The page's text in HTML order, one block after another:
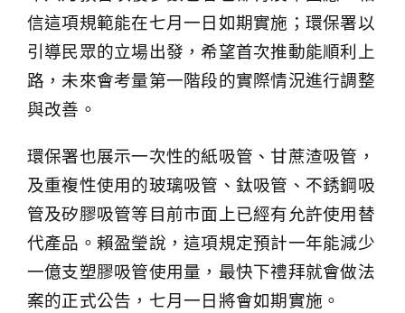
信這項規範能在七月一日如期實施；環保署以
引導民眾的立場出發，希望首次推動能順利上
路，未來會考量第一階段的實際情況進行調整
與改善。
環保署也展示一次性的紙吸管、甘蔗渣吸管，
及重複性使用的玻璃吸管、鈦吸管、不銹鋼吸
管及矽膠吸管等目前市面上已經有允許使用替
代產品。賴盈瑩說，這項規定預計一年能減少
一億支塑膠吸管使用量，最快下禮拜就會做法
案的正式公告，七月一日將會如期實施。